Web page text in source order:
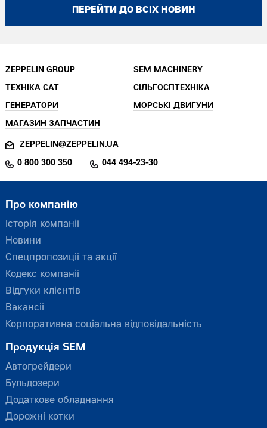
ПЕРЕЙТИ ДО ВСІХ НОВИН
ZEPPELIN GROUP SEM MACHINERY
ТЕХНІКА CAT СІЛЬГОСПТЕХНІКА
ГЕНЕРАТОРИ МОРСЬКІ ДВИГУНИ
МАГАЗИН ЗАПЧАСТИН
ZEPPELIN@ZEPPELIN.UA
0 800 300 350 044 494-23-30
Про компанію
Історія компанії
Новини
Спецпропозиції та акції
Кодекс компанії
Відгуки клієнтів
Вакансії
Корпоративна соціальна відповідальність
Продукція SEM
Автогрейдери
Бульдозери
Додаткове обладнання
Дорожні котки